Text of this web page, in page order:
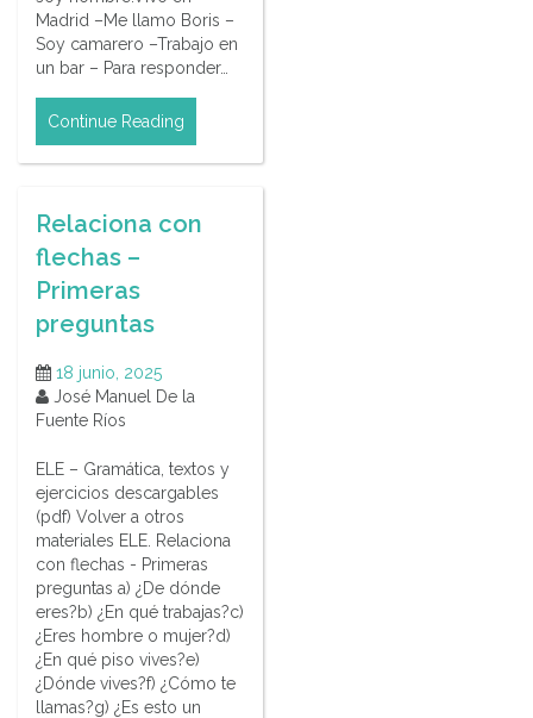
Madrid –Me llamo Boris –
Soy camarero –Trabajo en
un bar – Para responder…
Continue Reading
Relaciona con
flechas –
Primeras
preguntas
18 junio, 2025
José Manuel De la
Fuente Ríos
ELE – Gramática, textos y
ejercicios descargables
(pdf) Volver a otros
materiales ELE. Relaciona
con flechas - Primeras
preguntas a) ¿De dónde
eres?b) ¿En qué trabajas?c)
¿Eres hombre o mujer?d)
¿En qué piso vives?e)
¿Dónde vives?f) ¿Cómo te
llamas?g) ¿Es esto un